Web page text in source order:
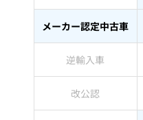
メーカー認定中古車
逆輸入車
改公認